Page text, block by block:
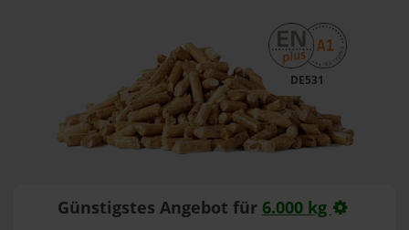
DE531
Günstigstes Angebot für 6.000 kg